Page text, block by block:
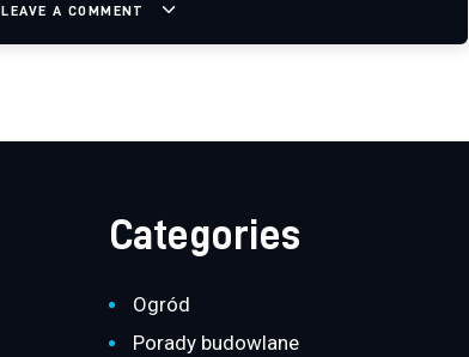
LEAVE A COMMENT
Categories
Ogród
Porady budowlane